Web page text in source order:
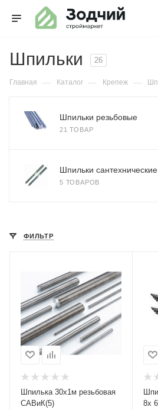
Шпильки 26
Главная — Каталог — Крепеж —
Шпильки резьбовые
21 ТОВАР
Шпильки сантехнические
5 ТОВАРОВ
ФИЛЬТР
Шпилька 30х1м резьбовая
САВиК(5)
8х